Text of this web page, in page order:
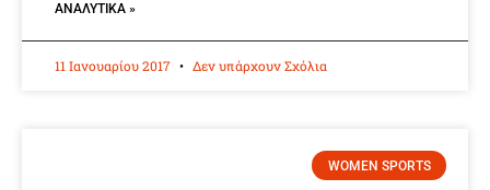
ΑΝΑΛΥΤΙΚΆ »
11 Ιανουαρίου 2017 Δεν υπάρχουν Σχόλια
WOMEN SPORTS